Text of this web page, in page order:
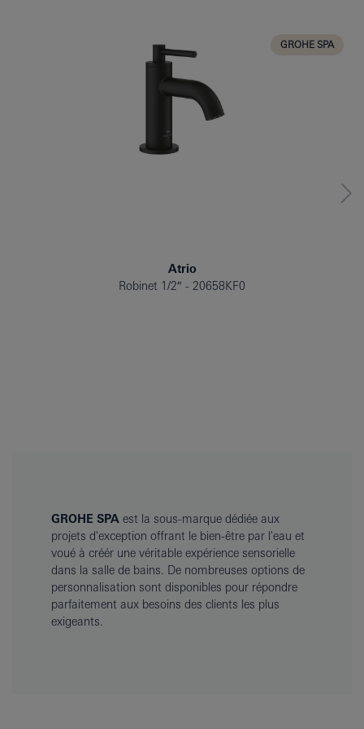
GROHE SPA
Atrio
Robinet 1/2″
20658KF0
GROHE SPA est la sous-marque dédiée aux
projets d'exception offrant le bien-être par l'eau et
voué à créér une véritable expérience sensorielle
dans la salle de bains. De nombreuses options de
personnalisation sont disponibles pour répondre
parfaitement aux besoins des clients les plus
exigeants.